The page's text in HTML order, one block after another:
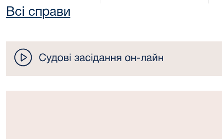
Всі справи